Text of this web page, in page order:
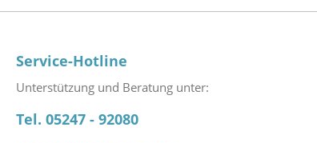
Service-Hotline
Unterstützung und Beratung unter:
Tel. 05247 - 92080